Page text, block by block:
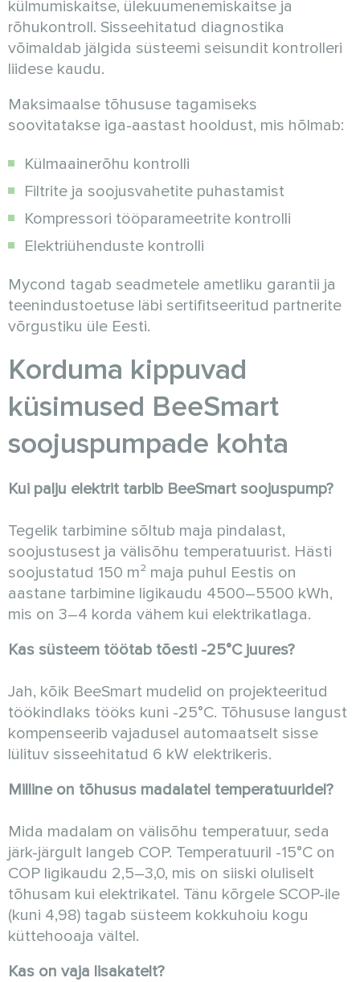
külmumiskaitse, ülekuumenemiskaitse ja
rõhukontroll. Sisseehitatud diagnostika
võimaldab jälgida süsteemi seisundit kontrolleri
liidese kaudu.
Maksimaalse tõhususe tagamiseks
soovitatakse iga-aastast hooldust, mis hõlmab:
Külmaainerõhu kontrolli
Filtrite ja soojusvahetite puhastamist
Kompressori tööparameetrite kontrolli
Elektriühenduste kontrolli
Mycond tagab seadmetele ametliku garantii ja
teenindustoetuse läbi sertifitseeritud partnerite
võrgustiku üle Eesti.
Korduma kippuvad
küsimused BeeSmart
soojuspumpade kohta
Kui palju elektrit tarbib BeeSmart soojuspump?
Tegelik tarbimine sõltub maja pindalast,
soojustusest ja välisõhu temperatuurist. Hästi
soojustatud 150 m² maja puhul Eestis on
aastane tarbimine ligikaudu 4500–5500 kWh,
mis on 3–4 korda vähem kui elektrikatlaga.
Kas süsteem töötab tõesti -25°C juures?
Jah, kõik BeeSmart mudelid on projekteeritud
töökindlaks tööks kuni -25°C. Tõhususe langust
kompenseerib vajadusel automaatselt sisse
lülituv sisseehitatud 6 kW elektrikeris.
Milline on tõhusus madalatel temperatuuridel?
Mida madalam on välisõhu temperatuur, seda
järk-järgult langeb COP. Temperatuuril -15°C on
COP ligikaudu 2,5–3,0, mis on siiski oluliselt
tõhusam kui elektrikatel. Tänu kõrgele SCOP-ile
(kuni 4,98) tagab süsteem kokkuhoiu kogu
küttehooaja vältel.
Kas on vaja lisakatelt?